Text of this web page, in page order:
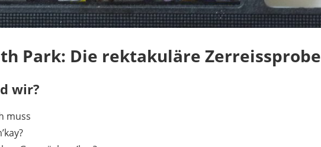
Park: Die rektakuläre Zerreissprobe
wir?
muss